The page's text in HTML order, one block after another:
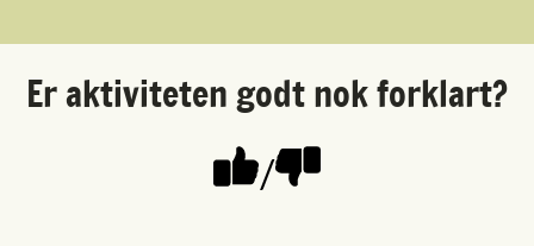
Er aktiviteten godt nok forklart?
/